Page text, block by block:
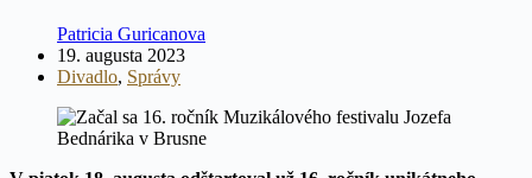
Patricia Guricanova
19. augusta 2023
Divadlo, Správy